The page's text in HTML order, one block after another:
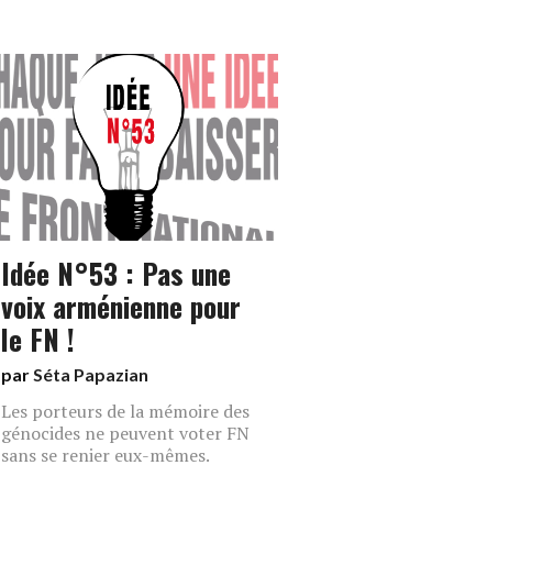
Idée N°53 : Pas une
voix arménienne pour
le FN !
parSéta Papazian
Les porteurs de la mémoire des
génocides ne peuvent voter FN
sans se renier eux-mêmes.